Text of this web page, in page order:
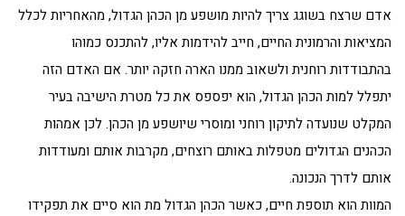
אדם שרצח בשוגג צריך להיות מושפע מן הכהן הגדול, מהאחריות לכלל
המציאות והרמונית החיים, חייב להידמות אליו, להתכנס כמוהו
בהתבודדות רוחנית ולשאוב ממנו הארה חזקה יותר. אם האדם הזה
יתפלל למות הכהן הגדול, הוא יפספס את כל מטרת הישיבה בעיר
המקלט שנועדה לתיקון רוחני ומוסרי שיושפע מן הכהן. לכן אמהות
הכהנים הגדולים מטפלות באותם רוצחים, מקרבות אותם ומעודדות
אותם לדרך הנכונה.
המוות הוא תוספת חיים, כאשר הכהן הגדול מת הוא סיים את תפקידו